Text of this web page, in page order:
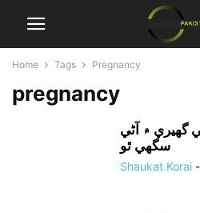
Home Tags Pregnancy
pregnancy
گهيري ۾ آڻي
سگهي ٿو
Shaukat Korai -